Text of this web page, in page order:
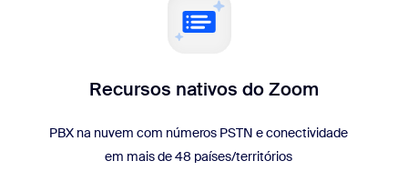
Recursos nativos do Zoom
PBX na nuvem com números PSTN e conectividade
em mais de 48 países/territórios